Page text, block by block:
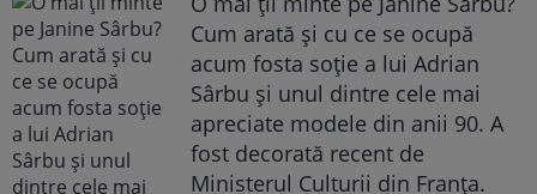
Cum arată și cu ce se ocupă
acum fosta soție a lui Adrian
Sârbu și unul dintre cele mai
apreciate modele din anii 90. A
fost decorată recent de
Ministerul Culturii din Franța.